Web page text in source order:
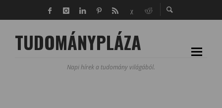
TUDOMÁNYPLÁZA
Napi hírek a tudomány világából.